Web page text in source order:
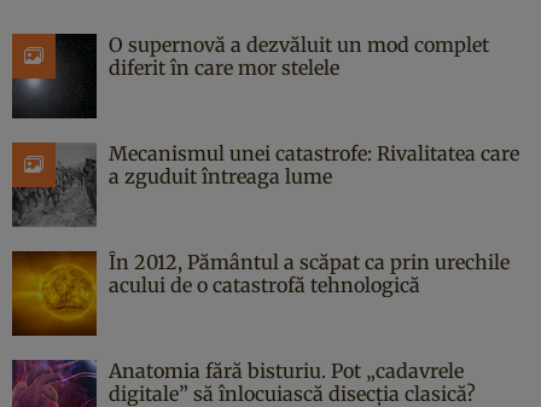
O supernovă a dezvăluit un mod complet
diferit în care mor stelele
Mecanismul unei catastrofe: Rivalitatea care
a zguduit întreaga lume
În 2012, Pământul a scăpat ca prin urechile
acului de o catastrofă tehnologică
Anatomia fără bisturiu. Pot „cadavrele
digitale” să înlocuiască disecția clasică?